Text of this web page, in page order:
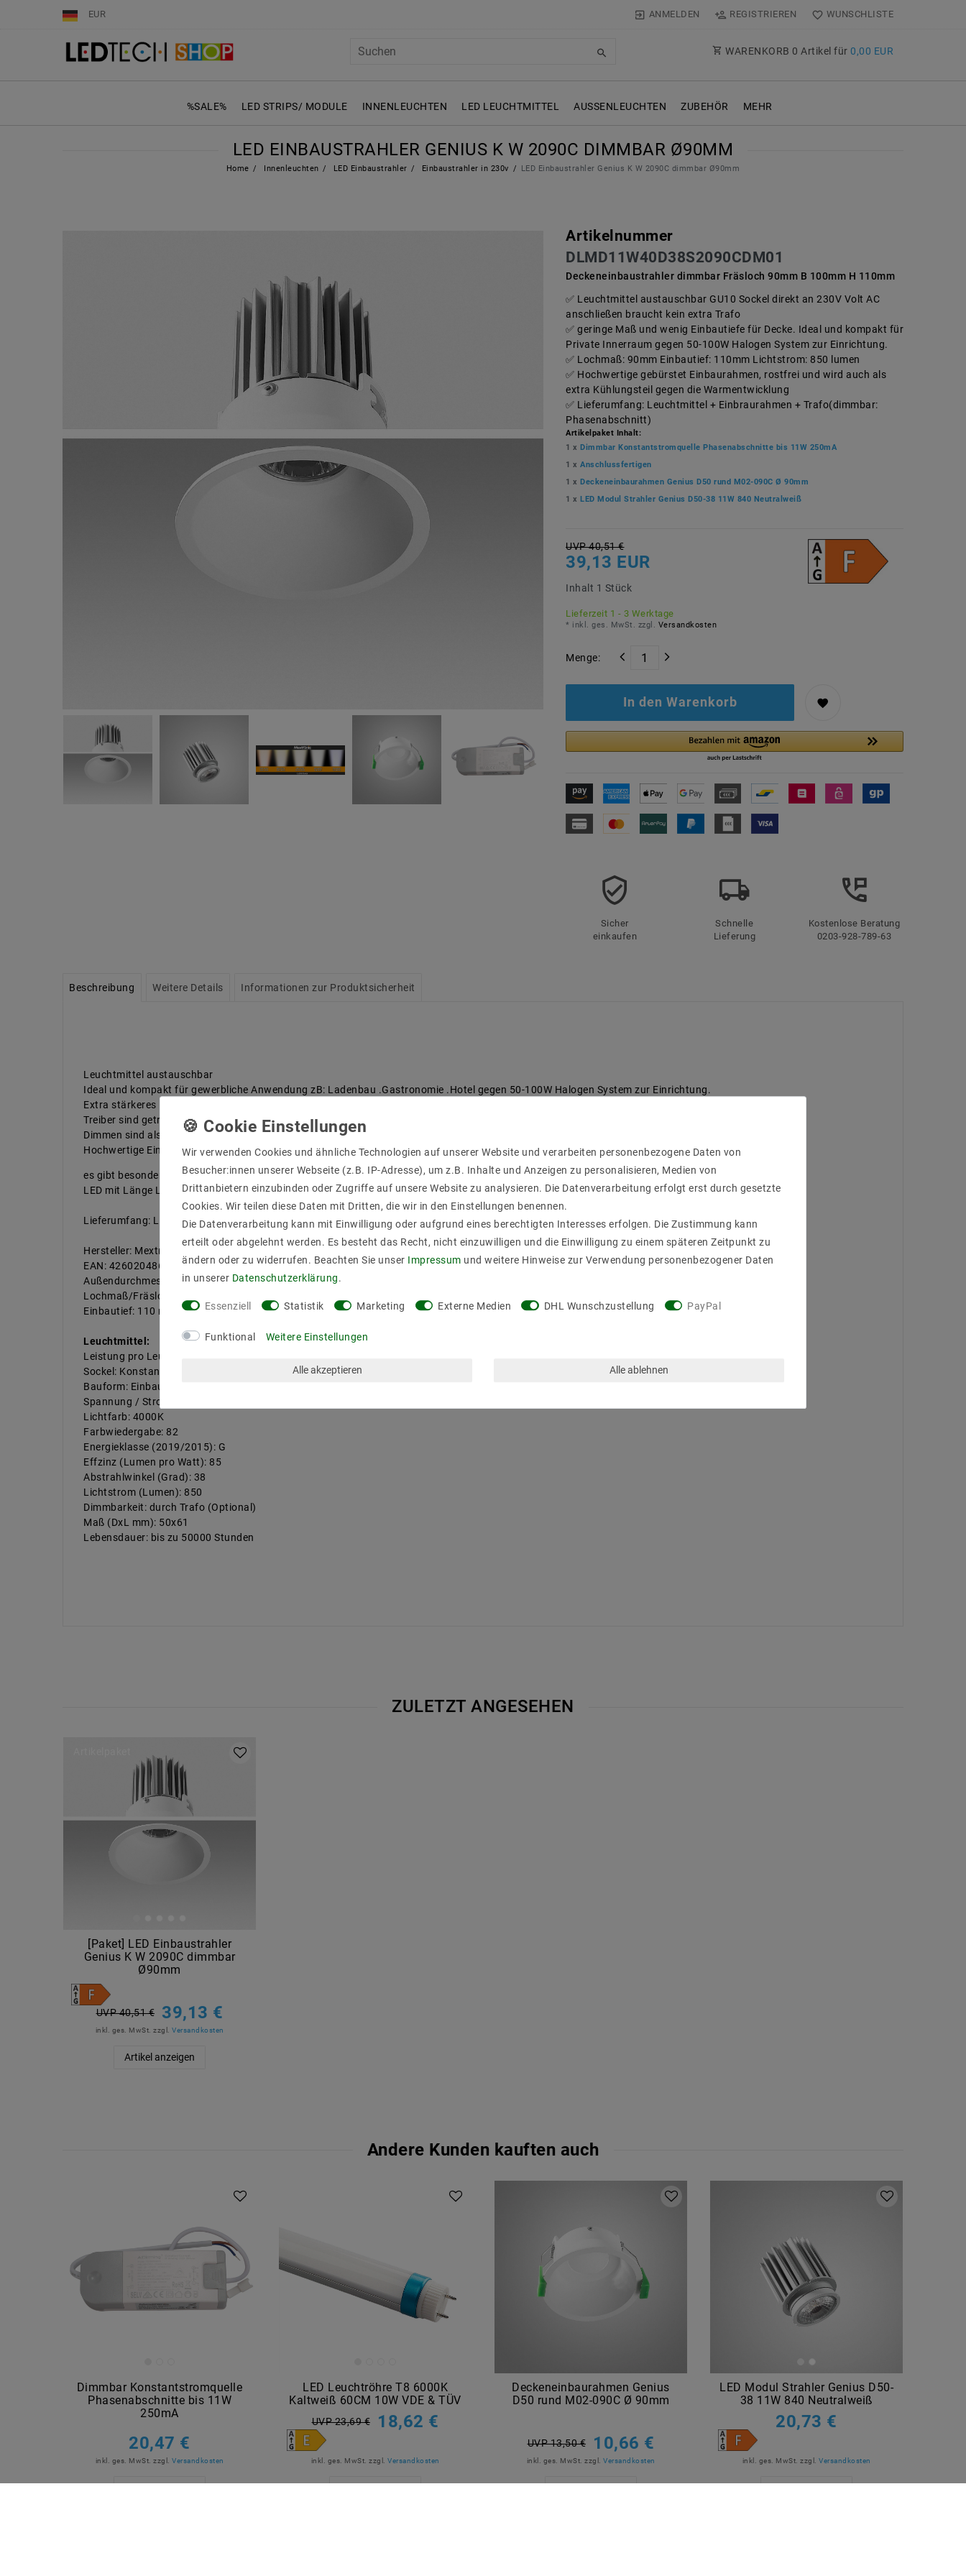
EUR ANMELDEN REGISTRIEREN WUNSCHLISTE
WARENKORB 0 Artikel für 0,00 EUR
%SALE% LED STRIPS/ MODULE INNENLEUCHTEN LED LEUCHTMITTEL AUSSENLEUCHTEN ZUBEHÖR MEHR
LED EINBAUSTRAHLER GENIUS K W 2090C DIMMBAR Ø90MM
Home Innenleuchten LED Einbaustrahler Einbaustrahler in 230v LED Einbaustrahler Genius K W 2090C dimmbar Ø90mm
Artikelnummer
DLMD11W40D38S2090CDM01
Deckeneinbaustrahler dimmbar Fräsloch 90mm B 100mm H 110mm
Leuchtmittel austauschbar GU10 Sockel direkt an 230V Volt AC
anschließen braucht kein extra Trafo
geringe Maß und wenig Einbautiefe für Decke. Ideal und kompakt für
Private Innerraum gegen 50-100W Halogen System zur Einrichtung.
Lochmaß: 90mm Einbautief: 110mm Lichtstrom: 850 lumen
Hochwertige gebürstet Einbaurahmen, rostfrei und wird auch als
extra Kühlungsteil gegen die Warmentwicklung
Lieferumfang: Leuchtmittel + Einbraurahmen + Trafo(dimmbar:
Phasenabschnitt)
Artikelpaket Inhalt:
1 x Dimmbar Konstantstromquelle Phasenabschnitte bis 11W 250mA
1 x Anschlussfertigen
1 x Deckeneinbaurahmen Genius D50 rund M02-090C Ø 90mm
1 x LED Modul Strahler Genius D50-38 11W 840 Neutralweiß
UVP 40,51 €
39,13 EUR
Inhalt 1 Stück
Lieferzeit 1 - 3 Werktage
* inkl. ges. MwSt. zzgl. Versandkosten
Menge:
In den Warenkorb
Sicher
einkaufen
Schnelle
Lieferung
Kostenlose Beratung
0203-928-789-63
Beschreibung Weitere Details Informationen zur Produktsicherheit
Leuchtmittel austauschbar
Ideal und kompakt für gewerbliche Anwendung zB: Ladenbau .Gastronomie .Hotel gegen 50-100W Halogen System zur Einrichtung.
Extra stärkeres Kühlungsteil mit langer Lebensdauer zu garantieren.
Treiber sind getrennt isoliert. wenige Warmentwicklung wird erzeugt.
Dimmen sind als Optional durch Phasenabschnitte . 1-10V . Dali . CONNEX System .Zigbee zu möglich.
Hochwertige Einbaurahmen rostfrei und geeignet auch als extra Kühlungsteil gegen Warmentwicklung.
es gibt besondere Einbaurahmen welche tiefen Einbauplatz bieten und Blendschutz.
LED mit Länge Lebensdaur bis 50000 Stunden für Gewerblich täglich über 10 Stunden Brennenzeit geeignt.
Lieferumfang: Leuchtmittel + Einbraurahmen + Trafo(dimmbar: Phasenabschnitt)
Hersteller: Mextronic
EAN: 4260204861906
Außendurchmesser: 100 mm
Lochmaß/Fräsloch: 90 mm
Einbautief: 110 mm
Leuchtmittel:
Leistung pro Leuchtmittel: 11W
Sockel: Konstant Strom
Bauform: Einbau Module
Spannung / Strom: 250mA
Lichtfarb: 4000K
Farbwiedergabe: 82
Energieklasse (2019/2015): G
Effzinz (Lumen pro Watt): 85
Abstrahlwinkel (Grad): 38
Lichtstrom (Lumen): 850
Dimmbarkeit: durch Trafo (Optional)
Maß (DxL mm): 50x61
Lebensdauer: bis zu 50000 Stunden
ZULETZT ANGESEHEN
[Paket] LED Einbaustrahler
Genius K W 2090C dimmbar
Ø90mm
UVP 40,51 € 39,13 €
inkl. ges. MwSt. zzgl. Versandkosten
Artikel anzeigen
Andere Kunden kauften auch
Dimmbar Konstantstromquelle
Phasenabschnitte bis 11W
250mA
20,47 €
inkl. ges. MwSt. zzgl. Versandkosten
LED Leuchtröhre T8 6000K
Kaltweiß 60CM 10W VDE & TÜV
UVP 23,69 € 18,62 €
inkl. ges. MwSt. zzgl. Versandkosten
Deckeneinbaurahmen Genius
D50 rund M02-090C Ø 90mm
UVP 13,50 € 10,66 €
inkl. ges. MwSt. zzgl. Versandkosten
LED Modul Strahler Genius D50-
38 11W 840 Neutralweiß
20,73 €
inkl. ges. MwSt. zzgl. Versandkosten
Wir verwenden Cookies und ähnliche Technologien auf unserer Website und verarbeiten personenbezogene Daten von
Besucher:innen unserer Webseite (z.B. IP-Adresse), um z.B. Inhalte und Anzeigen zu personalisieren, Medien von
Drittanbietern einzubinden oder Zugriffe auf unsere Website zu analysieren. Die Datenverarbeitung erfolgt erst durch gesetzte
Cookies. Wir teilen diese Daten mit Dritten, die wir in den Einstellungen benennen.
Die Datenverarbeitung kann mit Einwilligung oder aufgrund eines berechtigten Interesses erfolgen. Die Zustimmung kann
erteilt oder abgelehnt werden. Es besteht das Recht, nicht einzuwilligen und die Einwilligung zu einem späteren Zeitpunkt zu
ändern oder zu widerrufen. Beachten Sie unser Impressum und weitere Hinweise zur Verwendung personenbezogener Daten
in unserer Daten­schutz­erklärung.
Essenziell Statistik Marketing Externe Medien DHL Wunschzustellung PayPal
Funktional Weitere Einstellungen
Alle akzeptieren Alle ablehnen